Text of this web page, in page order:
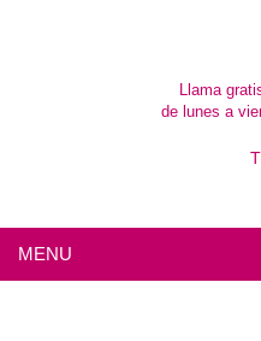
Llama
de lunes a
MENU